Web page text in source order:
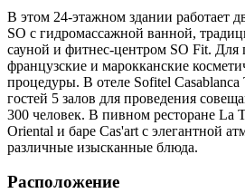
В этом 24-этажном здании работает
SO с гидромассажной ванной,
сауной и фитнес-центром SO Fit. Для
французские и марокканские
процедуры. В отеле Sofitel Casablanca
гостей 5 залов для проведения
300 человек. В пивном ресторане La
Oriental и баре Cas'art с элегантной
различные изысканные блюда.
Расположение